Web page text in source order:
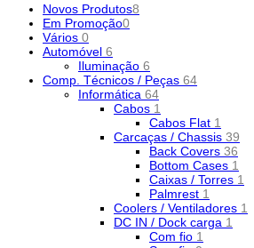
Novos Produtos8
Em Promoção0
Vários 0
Automóvel 6
Iluminação 6
Comp. Técnicos / Peças 64
Informática 64
Cabos 1
Cabos Flat 1
Carcaças / Chassis 39
Back Covers 36
Bottom Cases 1
Caixas / Torres 1
Palmrest 1
Coolers / Ventiladores 1
DC IN / Dock carga 1
Com fio 1